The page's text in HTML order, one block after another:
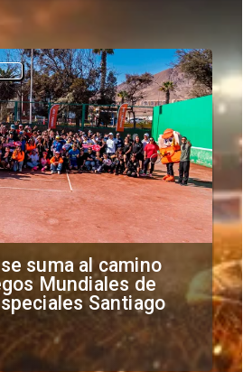
Sifup
por situación